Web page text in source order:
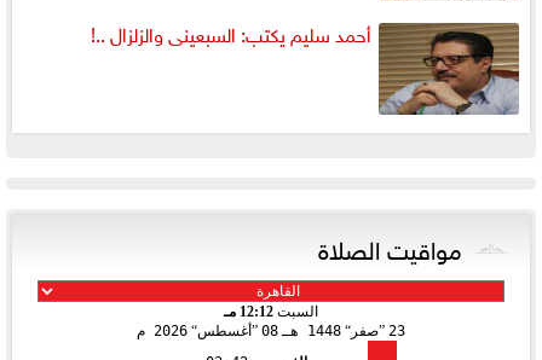
أحمد سليم يكتب: السبعينى والزلزال ..!
مواقيت الصلاة
السبت 12:12 مـ
23
صفر 1448 هـ 08 أغسطس 2026 م